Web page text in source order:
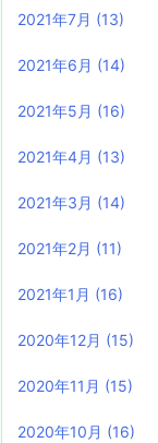
2021年7月 (13)
2021年6月 (14)
2021年5月 (16)
2021年4月 (13)
2021年3月 (14)
2021年2月 (11)
2021年1月 (16)
2020年12月 (15)
2020年11月 (15)
2020年10月 (16)